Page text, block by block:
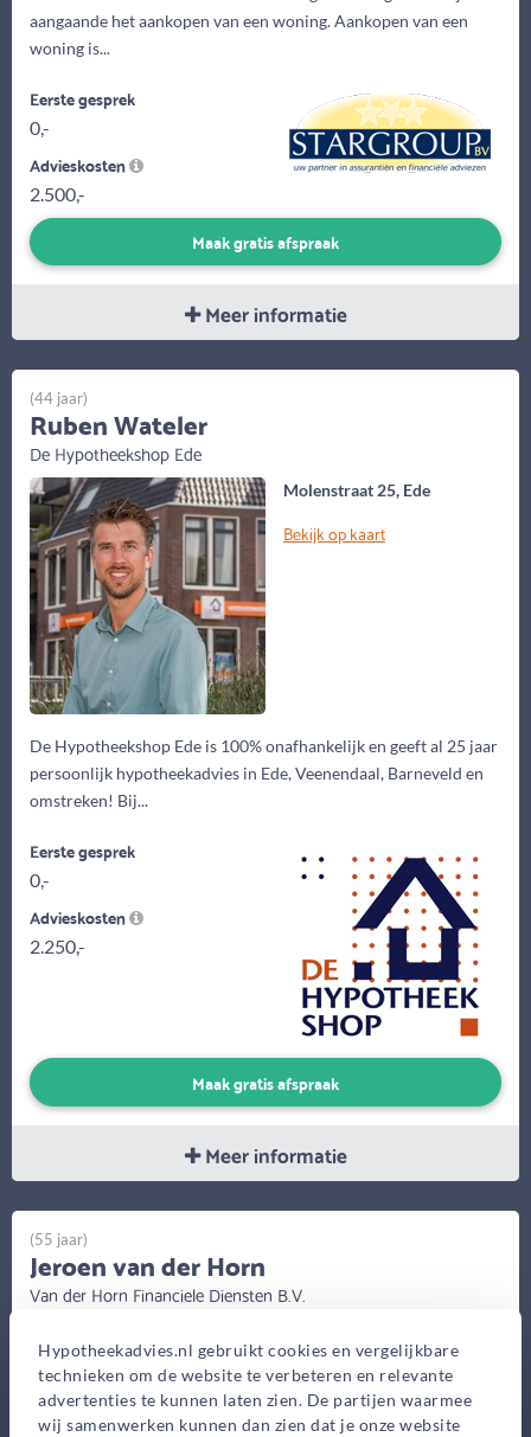
Hypotheekadvies.nl gebruikt cookies en vergelijkbare
technieken om de website te verbeteren en relevante
advertenties te kunnen laten zien. De partijen waarmee
wij samenwerken kunnen dan zien dat je onze website
aangaande het aankopen van een woning. Aankopen van een
woning is...
Eerste gesprek
0,-
Advieskosten
2.500,-
Maak gratis afspraak
Meer informatie
Molenstraat 25, Ede
Bekijk op kaart
De Hypotheekshop Ede is 100% onafhankelijk en geeft al 25 jaar
persoonlijk hypotheekadvies in Ede, Veenendaal, Barneveld en
omstreken! Bij...
(44 jaar)
Ruben Wateler
De Hypotheekshop Ede
Eerste gesprek
0,-
Advieskosten
2.250,-
Maak gratis afspraak
Meer informatie
Bekijk op kaart
(55 jaar)
Jeroen van der Horn
Van der Horn Financiele Diensten B.V.